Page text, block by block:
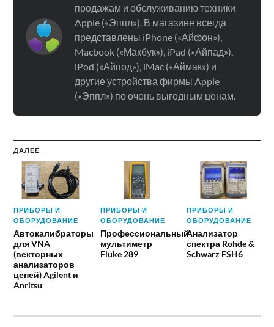
продажам и обслуживанию техники
Apple («Эппл»). В магазине всегда
представлены iPhone («Айфон»),
Macbook («Макбук»), iPad («Айпад»),
iPod («Айпод»), iMac («Аймак») и
другие устройства фирмы Apple
(«Эппл») по очень выгодным ценам.
ДАЛЕЕ →
ПРИБОРЫ И
ОБОРУДОВАНИЕ
Автокалибраторы
для VNA
(векторных
анализаторов
цепей) Agilent и
Anritsu
ПРИБОРЫ И
ОБОРУДОВАНИЕ
Профессиональный
мультиметр
Fluke 289
ПРИБОРЫ И
ОБОРУДОВАНИЕ
Анализатор
спектра Rohde &
Schwarz FSH6